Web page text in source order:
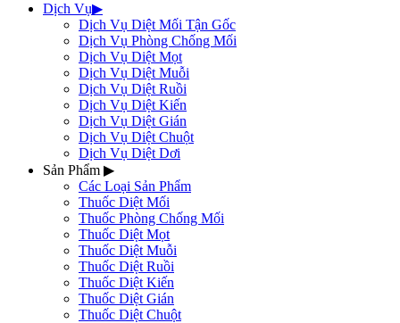
Dịch Vụ▶
Dịch Vụ Diệt Mối Tận Gốc
Dịch Vụ Phòng Chống Mối
Dịch Vụ Diệt Mọt
Dịch Vụ Diệt Muỗi
Dịch Vụ Diệt Ruồi
Dịch Vụ Diệt Kiến
Dịch Vụ Diệt Gián
Dịch Vụ Diệt Chuột
Dịch Vụ Diệt Dơi
Sản Phẩm ▶
Các Loại Sản Phẩm
Thuốc Diệt Mối
Thuốc Phòng Chống Mối
Thuốc Diệt Mọt
Thuốc Diệt Muỗi
Thuốc Diệt Ruồi
Thuốc Diệt Kiến
Thuốc Diệt Gián
Thuốc Diệt Chuột